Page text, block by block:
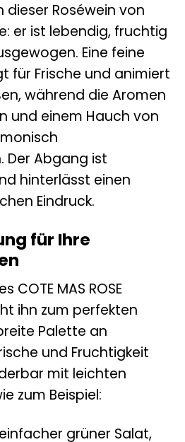
dieser Roséwein von
er ist lebendig, fruchtig
Eine feine
für Frische und animiert
während die Aromen
und einem Hauch von
Der Abgang ist
hinterlässt einen
Eindruck.
für Ihre
COTE MAS ROSE
ihn zum perfekten
Palette an
und Fruchtigkeit
mit leichten
zum Beispiel:
grüner Salat,